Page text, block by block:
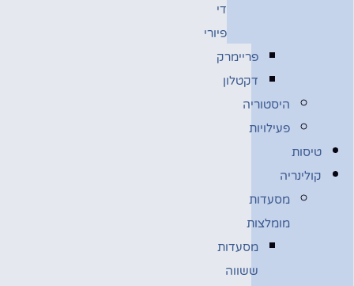
די
פיורי
פריימרק
דקטלון
היסטוריה
פעילויות
טיסות
קולינריה
מסעדות
מומלצות
מסעדות
ששווה